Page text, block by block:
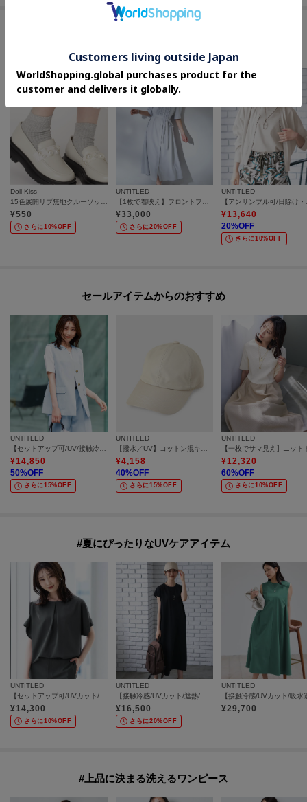
この商品を見た人はコチラの商品も
Doll Kiss
¥550
さらに10%OFF
UNTITLED
¥33,000
さらに20%OFF
UNTITLED
¥13,640
20%OFF
さらに10%OFF
セールアイテムからのおすすめ
UNTITLED
【セットアップ可/UV/接触冷感】スラブキーネックジレ
¥14,850
50%OFF
さらに15%OFF
UNTITLED
【撥水／UV】コットン混キャップ
¥4,158
40%OFF
さらに15%OFF
UNTITLED
¥12,320
60%OFF
さらに10%OFF
#夏にぴったりなUVケアアイテム
UNTITLED
¥14,300
さらに10%OFF
UNTITLED
¥16,500
さらに20%OFF
UNTITLED
¥29,700
#上品に決まる洗えるワンピース